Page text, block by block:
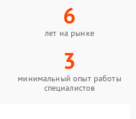
6
лет на рынке
3
минимальный опыт работы
специалистов